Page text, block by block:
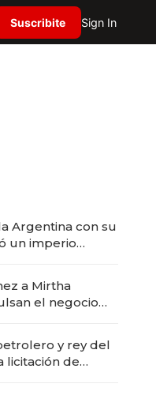
Suscribite Sign In
Argentina con su
un imperio
a Mirtha
el negocio
y rey del
licitación de